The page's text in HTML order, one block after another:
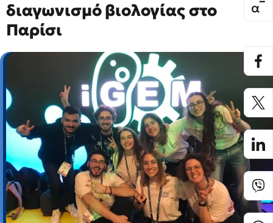
διαγωνισμό βιολογίας στο
Παρίσι